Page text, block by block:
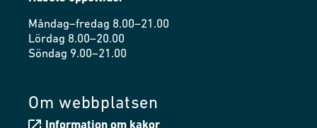
Måndag–fredag 8.00–21.00
Lördag 8.00–20.00
Söndag 9.00–21.00
Om webbplatsen
Information om kakor